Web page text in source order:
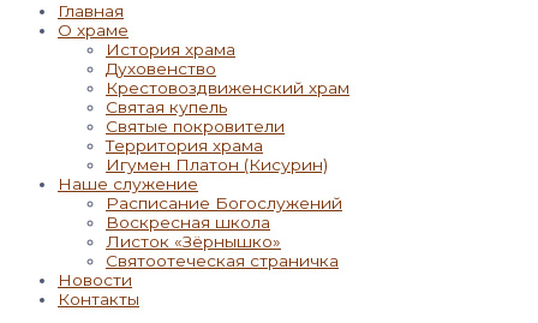
Главная
О храме
История храма
Духовенство
Крестовоздвиженский храм
Святая купель
Святые покровители
Территория храма
Игумен Платон (Кисурин)
Наше служение
Расписание Богослужений
Воскресная школа
Листок «Зёрнышко»
Святоотеческая страничка
Новости
Контакты